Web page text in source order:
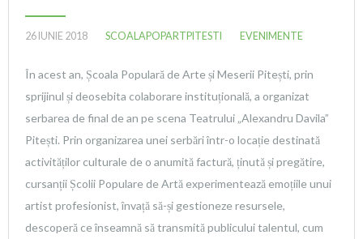
26 IUNIE 2018 SCOALAPOPARTPITESTI EVENIMENTE
În acest an, Școala Populară de Arte și Meserii Pitești, prin
sprijinul și deosebita colaborare instituțională, a organizat
serbarea de final de an pe scena Teatrului „Alexandru Davila”
Pitești. Prin organizarea unei serbări într-o locație destinată
activităților culturale de o anumită factură, ținută și pregătire,
cursanții Școlii Populare de Artă experimentează emoțiile unui
artist profesionist, învață să-și gestioneze resursele,
descoperă ce înseamnă să transmită publicului talentul, cum